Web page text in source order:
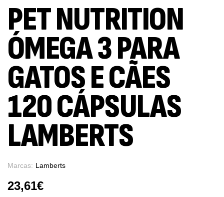
PET NUTRITION
ÓMEGA 3 PARA
GATOS E CÃES
120 CÁPSULAS
LAMBERTS
Marcas: Lamberts
23,61€